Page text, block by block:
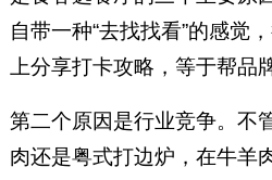
自带一种“去找找看”的感觉
上分享打卡攻略，等于帮品
第二个原因是行业竞争。不
肉还是粤式打边炉，在牛羊